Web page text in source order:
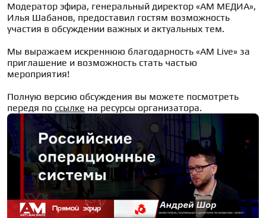
Модератор эфира, генеральный директор «АМ МЕДИА»,
Илья Шабанов, предоставил гостям возможность
участия в обсуждении важных и актуальных тем.
Мы выражаем искреннюю благодарность «AM Live» за
приглашение и возможность стать частью
мероприятия!
Полную версию обсуждения вы можете посмотреть
передя по ссылке